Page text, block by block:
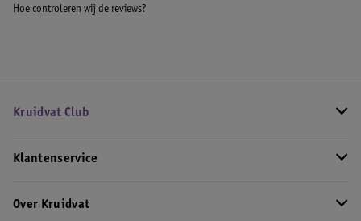
Hoe controleren wij de reviews?
Kruidvat Club
Klantenservice
Over Kruidvat